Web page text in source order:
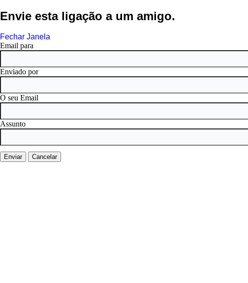
Envie esta ligação a um amigo.
Fechar Janela
Email para
Enviado por
O seu Email
Assunto
Enviar Cancelar